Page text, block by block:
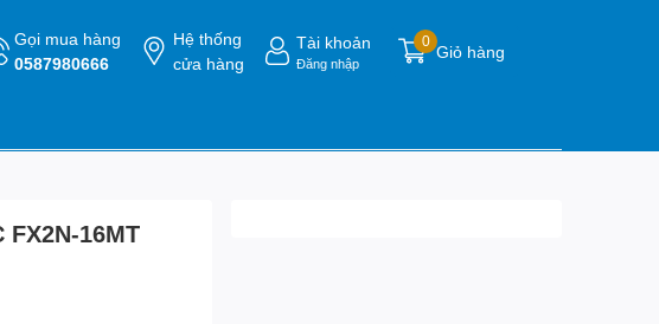
Gọi mua hàng
0587980666
Hệ thống
cửa hàng
Tài khoản
Đăng nhập
Giỏ hàng
0
16MT